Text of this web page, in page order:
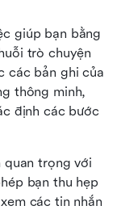
giúp bạn bằng
trò chuyện
các bản ghi của
thông minh,
định các bước
quan trọng với
bạn thu hẹp
các tin nhắn